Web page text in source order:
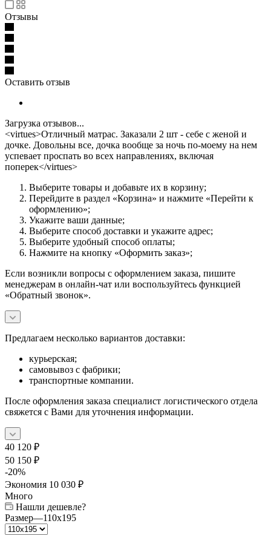
Отзывы
Оставить отзыв
Загрузка отзывов...
<virtues>Отличный матрас. Заказали 2 шт - себе с женой и
дочке. Довольны все, дочка вообще за ночь по-моему на нем
успевает проспать во всех направлениях, включая
поперек</virtues>
Выберите товары и добавьте их в корзину;
Перейдите в раздел «Корзина» и нажмите «Перейти к
оформлению»;
Укажите ваши данные;
Выберите способ доставки и укажите адрес;
Выберите удобный способ оплаты;
Нажмите на кнопку «Оформить заказ»;
Если возникли вопросы с оформлением заказа, пишите
менеджерам в онлайн-чат или воспользуйтесь функцией
«Обратный звонок».
Предлагаем несколько вариантов доставки:
курьерская;
самовывоз с фабрики;
транспортные компании.
После оформления заказа специалист логистического отдела
свяжется с Вами для уточнения информации.
40 120 ₽
50 150 ₽
-20%
Экономия 10 030 ₽
Много
Нашли дешевле?
Размер—110x195